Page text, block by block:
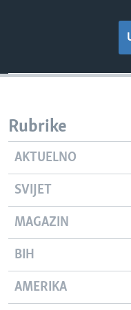
Rubrike
AKTUELNO
SVIJET
MAGAZIN
BIH
AMERIKA